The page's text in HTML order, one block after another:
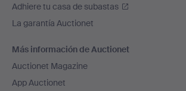
Adhiere tu casa de subastas
La garantía Auctionet
Más información de Auctionet
Auctionet Magazine
App Auctionet